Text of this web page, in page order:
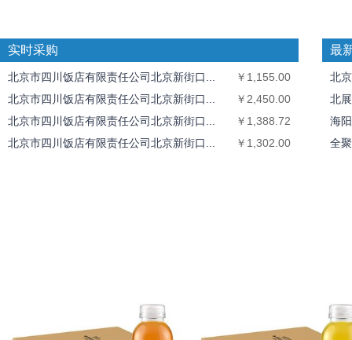
实时采购
北京市四川饭店有限责任公司北京新街口...
￥1,155.00
北京市四川饭店有限责任公司北京新街口...
￥2,450.00
北京市四川饭店有限责任公司北京新街口...
￥1,388.72
北京市四川饭店有限责任公司北京新街口...
￥1,302.00
最
北
北
海
全